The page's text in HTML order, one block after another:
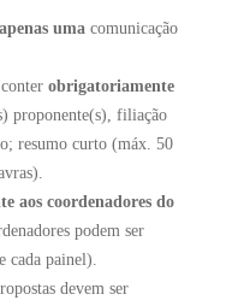
uma comunicação
obrigatoriamente
proponente(s), filiação
resumo curto (máx. 50
aos coordenadores do
podem ser
cada painel).
devem ser